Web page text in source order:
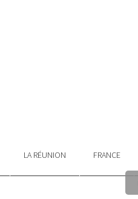
LA RÉUNION FRANCE